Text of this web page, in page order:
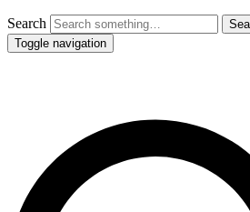
Search
Toggle navigation